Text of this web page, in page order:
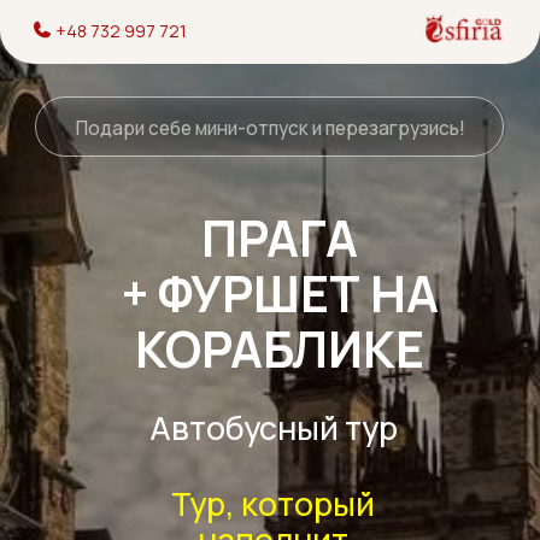
ПРАГА
+ ФУРШЕТ НА
КОРАБЛИКЕ
Автобусный тур
Тур, который
наполнит
выходные яркими
впечатлениями
Всего один день и ты в
восторге
+48 732 997 721